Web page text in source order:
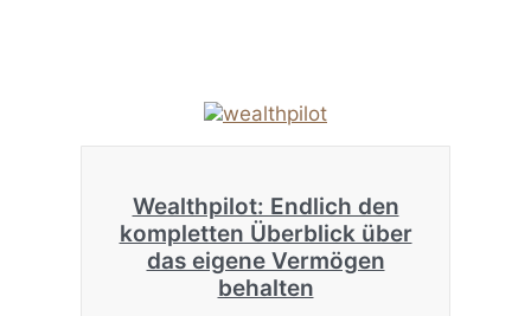
Wealthpilot: Endlich den
kompletten Überblick über
das eigene Vermögen
behalten